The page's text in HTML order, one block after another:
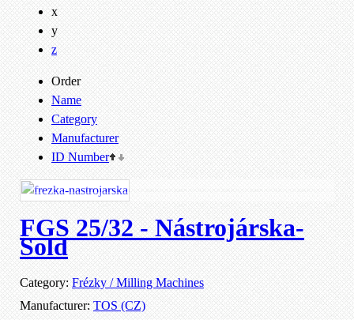
x
y
z
Order
Name
Category
Manufacturer
ID Number
FGS 25/32 - Nástrojárska-
Sold
Category:Frézky / Milling Machines
Manufacturer:TOS (CZ)